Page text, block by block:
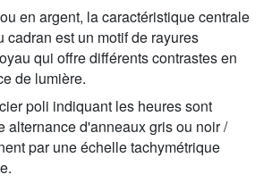
en argent, la caractéristique centrale
cadran est un motif de rayures
qui offre différents contrastes en
de lumière.
poli indiquant les heures sont
alternance d'anneaux gris ou noir /
par une échelle tachymétrique